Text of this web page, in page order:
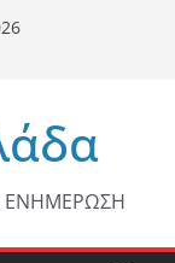
ΕΝΗΜΕΡΩΣΗ